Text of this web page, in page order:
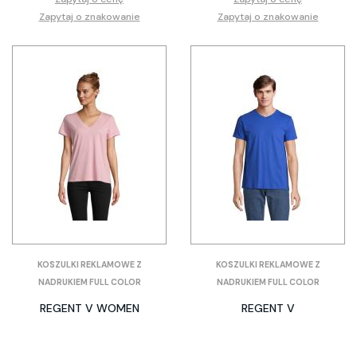
Zapytaj o znakowanie
Zapytaj o znakowanie
KOSZULKI REKLAMOWE Z
NADRUKIEM FULL COLOR
REGENT V WOMEN
KOSZULKI REKLAMOWE Z
NADRUKIEM FULL COLOR
REGENT V